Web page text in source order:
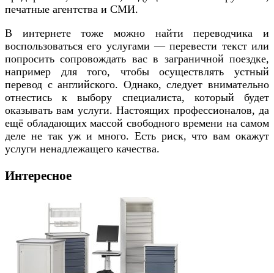
печатные агентства и СМИ.
В интернете тоже можно найти переводчика и
воспользоваться его услугами — перевести текст или
попросить сопровождать вас в заграничной поездке,
например для того, чтобы осуществлять устный
перевод с английского. Однако, следует внимательно
отнестись к выбору специалиста, который будет
оказывать вам услуги. Настоящих профессионалов, да
ещё обладающих массой свободного времени на самом
деле не так уж и много. Есть риск, что вам окажут
услуги ненадлежащего качества.
Интересное